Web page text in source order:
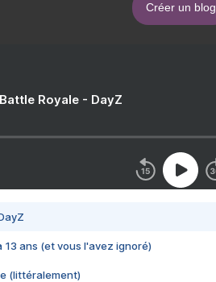
Créer un blog
Royale - DayZ
13 ans (et vous l'avez ignoré)
(littéralement)